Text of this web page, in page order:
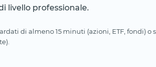
livello professionale.
di almeno 15 minuti (azioni, ETF, fondi) o